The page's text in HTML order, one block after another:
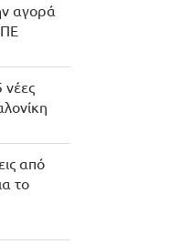
αγορά
νέες
από
το